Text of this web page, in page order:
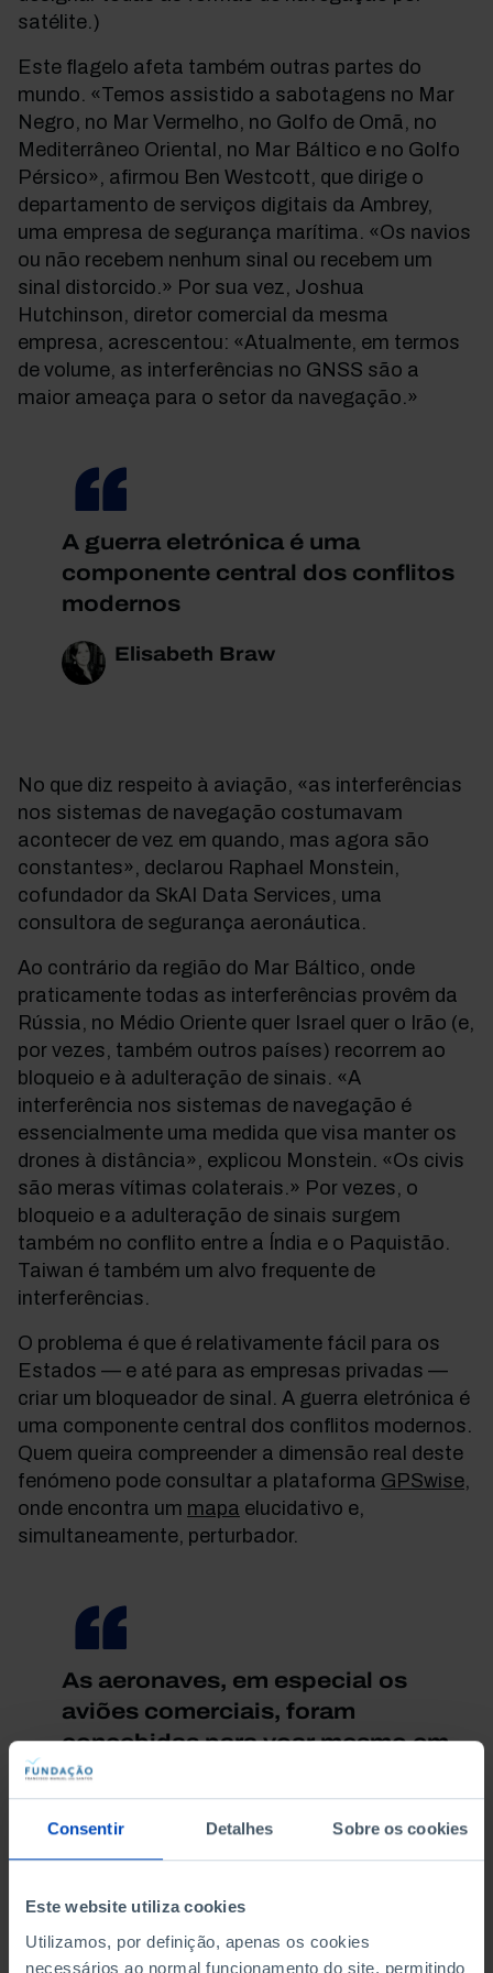
Consentir Detalhes Sobre os cookies
Este website utiliza cookies
Utilizamos, por definição, apenas os cookies
necessários ao normal funcionamento do site, permitindo
satélite.)
Este flagelo afeta também outras partes do
mundo. «Temos assistido a sabotagens no Mar
Negro, no Mar Vermelho, no Golfo de Omã, no
Mediterrâneo Oriental, no Mar Báltico e no Golfo
Pérsico», afirmou Ben Westcott, que dirige o
departamento de serviços digitais da Ambrey,
uma empresa de segurança marítima. «Os navios
ou não recebem nenhum sinal ou recebem um
sinal distorcido.» Por sua vez, Joshua
Hutchinson, diretor comercial da mesma
empresa, acrescentou: «Atualmente, em termos
de volume, as interferências no GNSS são a
maior ameaça para o setor da navegação.»
A guerra eletrónica é uma
componente central dos conflitos
modernos
Elisabeth Braw
No que diz respeito à aviação, «as interferências
nos sistemas de navegação costumavam
acontecer de vez em quando, mas agora são
constantes», declarou Raphael Monstein,
cofundador da SkAI Data Services, uma
consultora de segurança aeronáutica.
Ao contrário da região do Mar Báltico, onde
praticamente todas as interferências provêm da
Rússia, no Médio Oriente quer Israel quer o Irão (e,
por vezes, também outros países) recorrem ao
bloqueio e à adulteração de sinais. «A
interferência nos sistemas de navegação é
essencialmente uma medida que visa manter os
drones à distância», explicou Monstein. «Os civis
são meras vítimas colaterais.» Por vezes, o
bloqueio e a adulteração de sinais surgem
também no conflito entre a Índia e o Paquistão.
Taiwan é também um alvo frequente de
interferências.
O problema é que é relativamente fácil para os
Estados — e até para as empresas privadas —
criar um bloqueador de sinal. A guerra eletrónica é
uma componente central dos conflitos modernos.
Quem queira compreender a dimensão real deste
fenómeno pode consultar a plataforma GPSwise,
onde encontra um mapa elucidativo e,
simultaneamente, perturbador.
As aeronaves, em especial os
aviões comerciais, foram
concebidas para voar mesmo em
cenários de interferência de sinal
de GPS
Elisabeth Braw